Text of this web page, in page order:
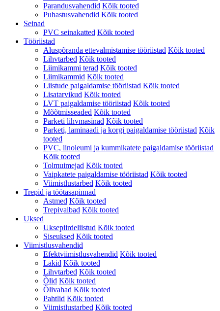
Parandusvahendid Kõik tooted
Puhastusvahendid Kõik tooted
Seinad
PVC seinakatted Kõik tooted
Tööriistad
Aluspõranda ettevalmistamise tööriistad Kõik tooted
Lihvtarbed Kõik tooted
Liimikammi terad Kõik tooted
Liimikammid Kõik tooted
Liistude paigaldamise tööriistad Kõik tooted
Lisatarvikud Kõik tooted
LVT paigaldamise tööriistad Kõik tooted
Mõõtmisseaded Kõik tooted
Parketi lihvmasinad Kõik tooted
Parketi, laminaadi ja korgi paigaldamise tööriistad Kõik
tooted
PVC, linoleumi ja kummikatete paigaldamise tööriistad
Kõik tooted
Tolmuimejad Kõik tooted
Vaipkatete paigaldamise tööriistad Kõik tooted
Viimistlustarbed Kõik tooted
Trepid ja töötasapinnad
Astmed Kõik tooted
Trepivaibad Kõik tooted
Uksed
Uksepiirdeliistud Kõik tooted
Siseuksed Kõik tooted
Viimistlusvahendid
Efektviimistlusvahendid Kõik tooted
Lakid Kõik tooted
Lihvtarbed Kõik tooted
Õlid Kõik tooted
Õlivahad Kõik tooted
Pahtlid Kõik tooted
Viimistlustarbed Kõik tooted